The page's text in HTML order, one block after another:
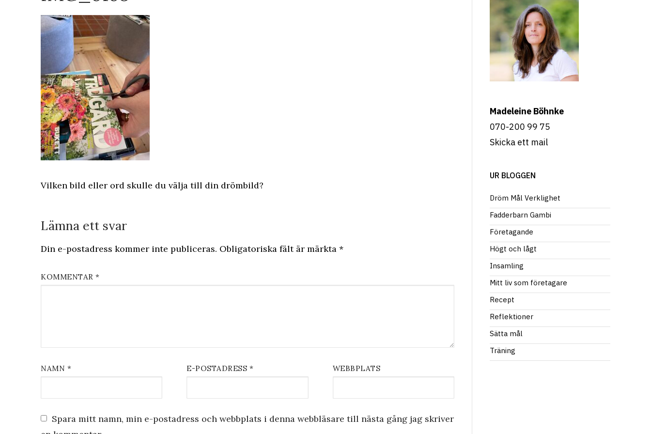
Vilken bild eller ord skulle du välja till din drömbild?
Lämna ett svar
Din e-postadress kommer inte publiceras. Obligatoriska fält är märkta *
KOMMENTAR *
NAMN * E-POSTADRESS * WEBBPLATS
Spara mitt namn, min e-postadress och webbplats i denna webbläsare till nästa gång jag skriver
Madeleine Böhnke
070-200 99 75
Skicka ett mail
UR BLOGGEN
Dröm Mål Verklighet
Fadderbarn Gambi
Företagande
Högt och lågt
Insamling
Mitt liv som företagare
Recept
Reflektioner
Sätta mål
Träning